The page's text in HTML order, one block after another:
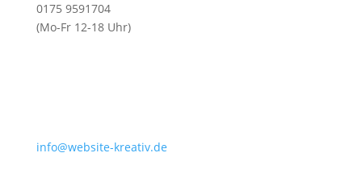
0175 9591704
(Mo-Fr 12-18 Uhr)
info@website-kreativ.de